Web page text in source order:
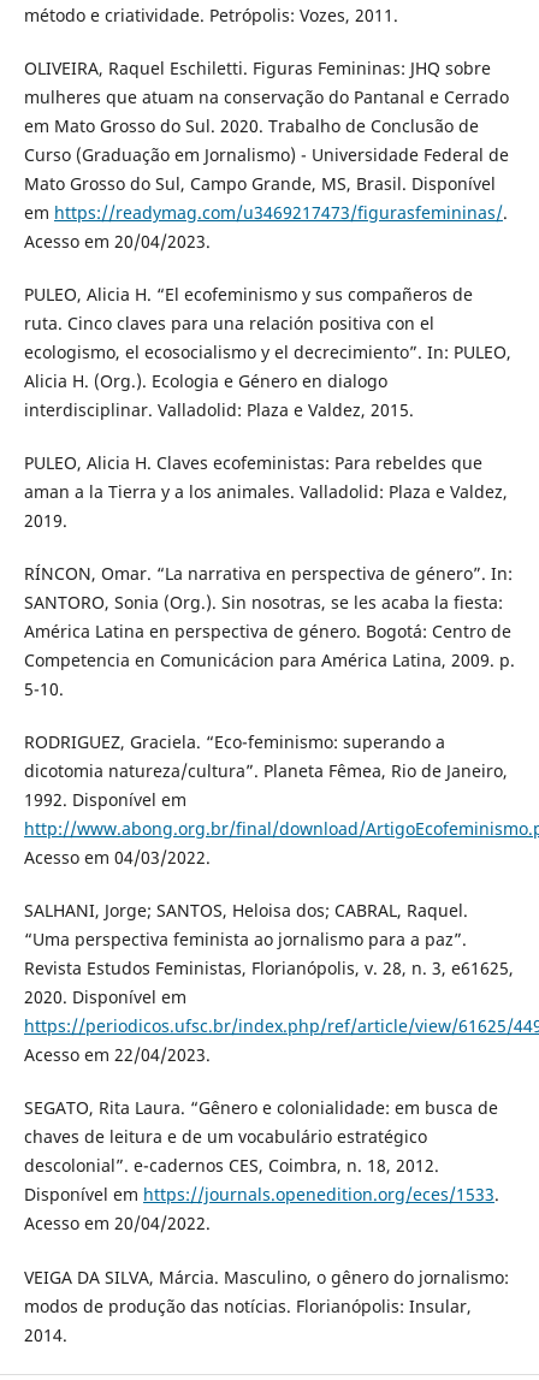
método e criatividade. Petrópolis: Vozes, 2011.
OLIVEIRA, Raquel Eschiletti. Figuras Femininas: JHQ sobre
mulheres que atuam na conservação do Pantanal e Cerrado
em Mato Grosso do Sul. 2020. Trabalho de Conclusão de
Curso (Graduação em Jornalismo) - Universidade Federal de
Mato Grosso do Sul, Campo Grande, MS, Brasil. Disponível
em https://readymag.com/u3469217473/figurasfemininas/.
Acesso em 20/04/2023.
PULEO, Alicia H. “El ecofeminismo y sus compañeros de
ruta. Cinco claves para una relación positiva con el
ecologismo, el ecosocialismo y el decrecimiento”. In: PULEO,
Alicia H. (Org.). Ecologia e Género en dialogo
interdisciplinar. Valladolid: Plaza e Valdez, 2015.
PULEO, Alicia H. Claves ecofeministas: Para rebeldes que
aman a la Tierra y a los animales. Valladolid: Plaza e Valdez,
2019.
RÍNCON, Omar. “La narrativa en perspectiva de género”. In:
SANTORO, Sonia (Org.). Sin nosotras, se les acaba la fiesta:
América Latina en perspectiva de género. Bogotá: Centro de
Competencia en Comunicácion para América Latina, 2009. p.
5-10.
RODRIGUEZ, Graciela. “Eco-feminismo: superando a
dicotomia natureza/cultura”. Planeta Fêmea, Rio de Janeiro,
1992. Disponível em
http://www.abong.org.br/final/download/
Acesso em 04/03/2022.
SALHANI, Jorge; SANTOS, Heloisa dos; CABRAL, Raquel.
“Uma perspectiva feminista ao jornalismo para a paz”.
Revista Estudos Feministas, Florianópolis, v. 28, n. 3, e61625,
2020. Disponível em
https://periodicos.ufsc.br/index.php/ref/article/view/61625/
Acesso em 22/04/2023.
SEGATO, Rita Laura. “Gênero e colonialidade: em busca de
chaves de leitura e de um vocabulário estratégico
descolonial”. e-cadernos CES, Coimbra, n. 18, 2012.
Disponível em https://journals.openedition.org/eces/1533.
Acesso em 20/04/2022.
VEIGA DA SILVA, Márcia. Masculino, o gênero do jornalismo:
modos de produção das notícias. Florianópolis: Insular,
2014.